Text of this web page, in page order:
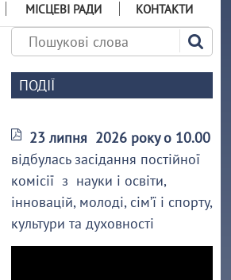
МІСЦЕВІ РАДИ КОНТАКТИ
ПОДІЇ
23 липня 2026 року о 10.00
відбулась засідання постійної
комісії з науки і освіти,
інновацій, молоді, сім’ї і спорту,
культури та духовності